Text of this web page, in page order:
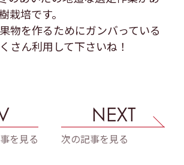
栽培です。
物を作るためにガンバっている
さん利用して下さいね！
を見る
NEXT
次の記事を見る